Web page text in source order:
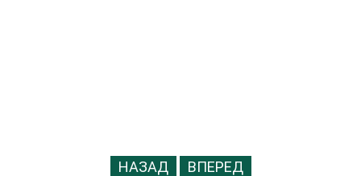
НАЗАД ВПЕРЕД